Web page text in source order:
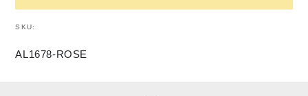
SKU:
AL1678-ROSE